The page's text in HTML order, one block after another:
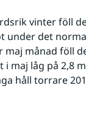
vinter föll
det
månad föll
maj låg på 2,8
håll torrare